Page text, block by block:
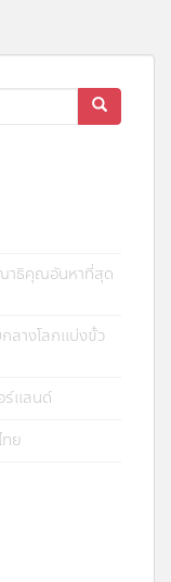
ณาธิคุณอันหาที่สุด
ลางโลกแบ่งขั้ว
ร์แลนด์
ทย